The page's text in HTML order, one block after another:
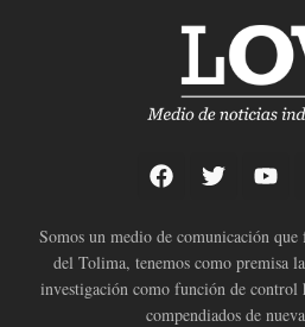
Somos un medio de comunicación
del Tolima, tenemos como premisa
investigación como función de
compendiados de